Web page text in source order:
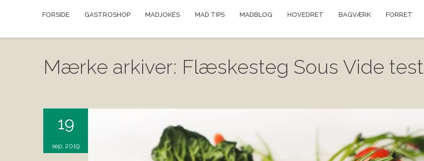
FORSIDE GASTROSHOP MADJOKES MAD TIPS MADBLOG HOVEDRET BAGVÆRK FORRET
Mærke arkiver: Flæskesteg Sous Vide test
19
sep, 2019